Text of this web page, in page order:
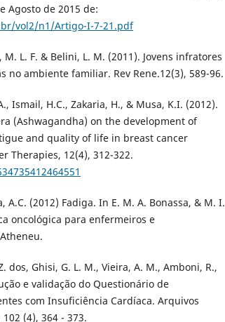
Agosto de 2015 de:
vol2/n1/Artigo-I-7-21.pdf
M. L. F. & Belini, L. M. (2011). Jovens infratores
no ambiente familiar. Rev Rene.12(3), 589-96.
Ismail, H.C., Zakaria, H., & Musa, K.I. (2012).
(Ashwagandha) on the development of
and quality of life in breast cancer
Therapies, 12(4), 312-322.
A.C. (2012) Fadiga. In E. M. A. Bonassa, & M. I.
oncológica para enfermeiros e
dos, Ghisi, G. L. M., Vieira, A. M., Amboni, R.,
e validação do Questionário de
com Insuficiência Cardíaca. Arquivos
(4), 364 - 373.